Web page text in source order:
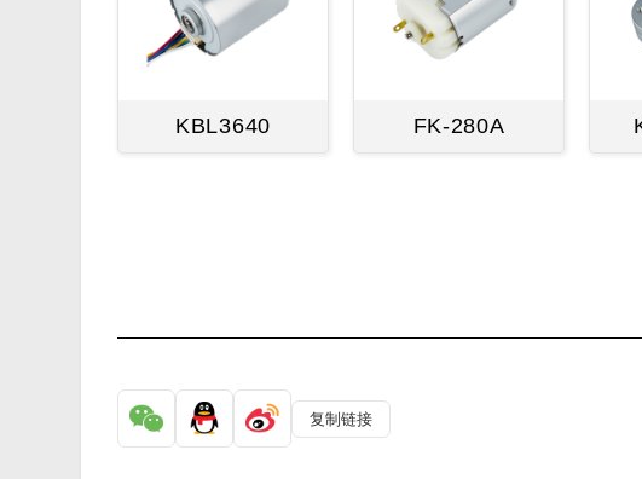
KBL3640 FK-280A
复制链接